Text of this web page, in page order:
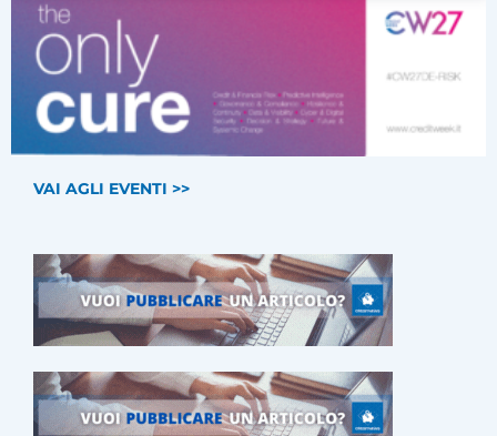
VAI AGLI EVENTI >>